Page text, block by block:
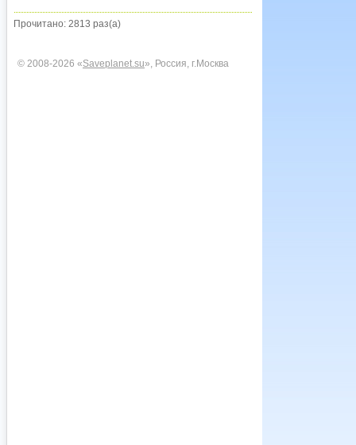
Прочитано: 2813 раз(а)
© 2008-2026 «Saveplanet.su», Россия, г.Москва